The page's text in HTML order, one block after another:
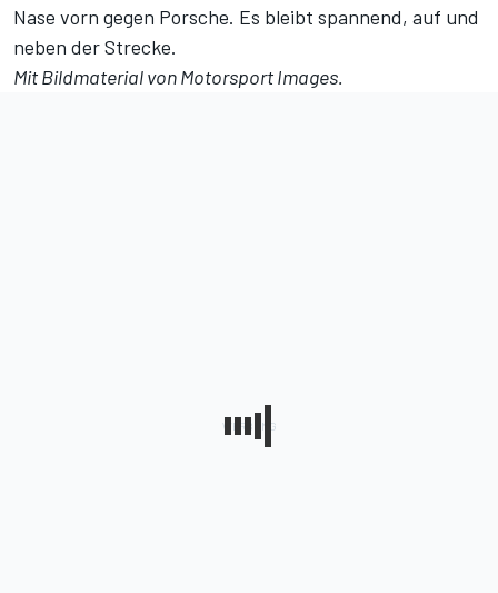
Nase vorn gegen Porsche. Es bleibt spannend, auf und
neben der Strecke.
Mit Bildmaterial vonMotorsport Images.